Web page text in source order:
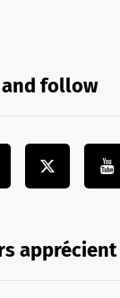
follow